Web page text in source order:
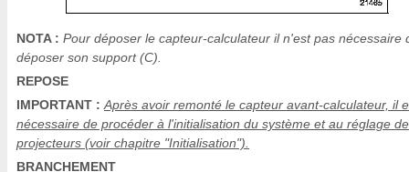
NOTA : Pour déposer le capteur-calculateur il n'est pas nécessaire
déposer son support (C).
REPOSE
IMPORTANT : Après avoir remonté le capteur avant-calculateur, il
nécessaire de procéder à l'initialisation du système et au réglage
projecteurs (voir chapitre "Initialisation").
BRANCHEMENT